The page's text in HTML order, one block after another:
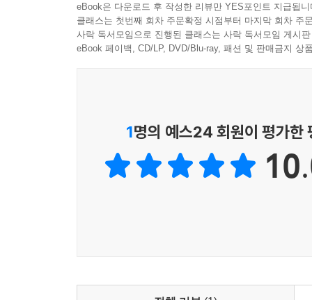
엘리트 내부의 경쟁과 갈등, 엘리트 진입에 실패한
대중의 궁핍화가 반복적인 정치적 불안정을 가져온
그에 따르면 네 가지의 구조적 추동 요인이 순환
귀결되는 엘리트 과잉생산, 쇠약한 재정 건전성
경쟁과 갈등인데, 이는 위기가 다가옴을 보여
자본주의의 미래》에 따르면 2014년부터 미국인
eBook은 다운로드 후 작성한 리뷰만 YES포인트 지급됩니
클래스는 첫번째 회차 주문확정 시점부터 마지막 회차 주
사락 독서모임으로 진행된 클래스는 사락 독서모임 게시
eBook 페이백, CD/LP, DVD/Blu-ray, 패션 및 판매금지 상
1명의 예스24 회원이 평가한